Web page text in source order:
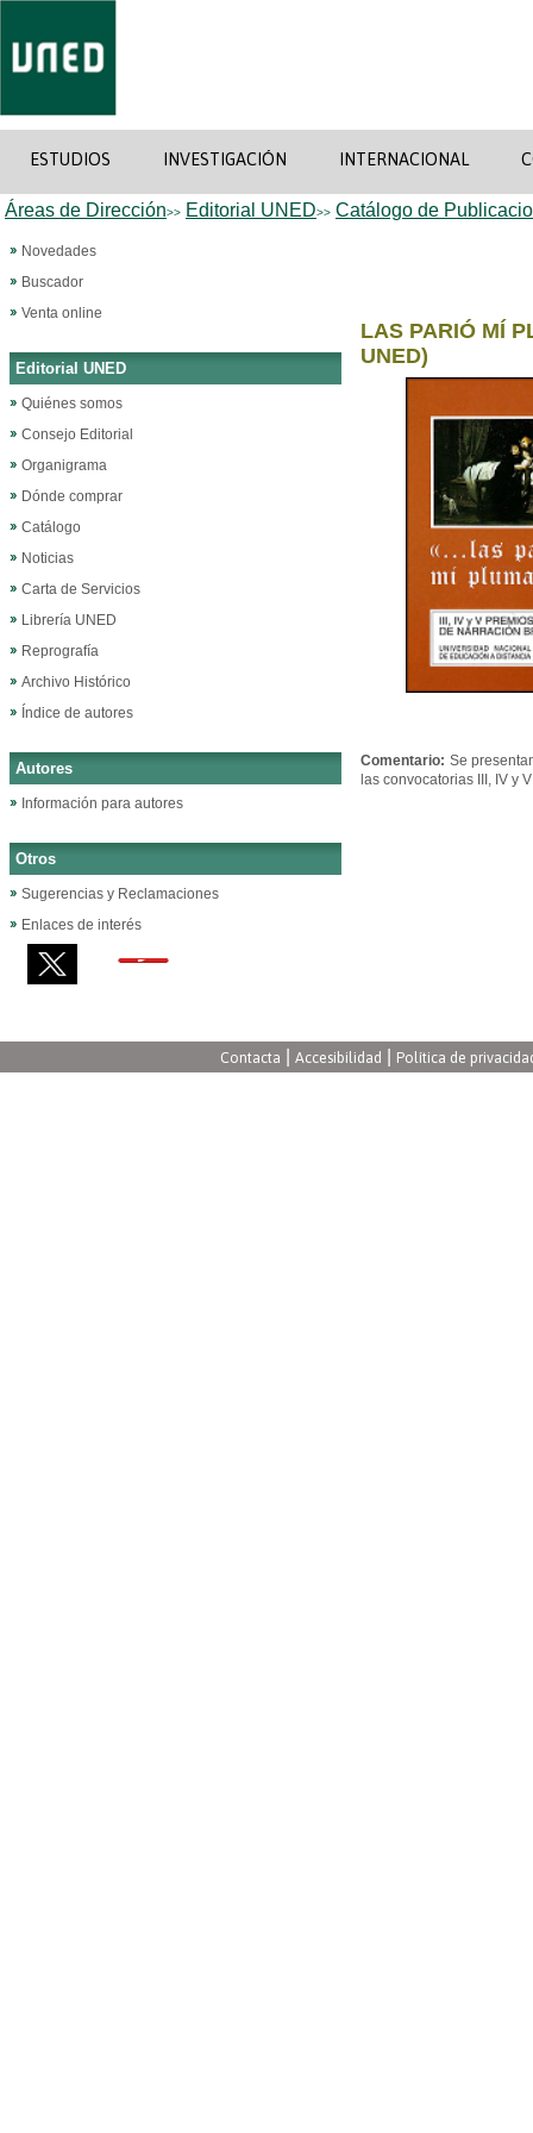
ESTUDIOS INVESTIGACIÓN INTERNACIONAL
Áreas de Dirección>> Editorial UNED>> Catálogo de
Novedades
Buscador
Venta online
Editorial UNED
Quiénes somos
Consejo Editorial
Organigrama
Dónde comprar
Catálogo
Noticias
Carta de Servicios
Librería UNED
Reprografía
Archivo Histórico
Índice de autores
Autores
Información para autores
Otros
Sugerencias y Reclamaciones
Enlaces de interés
LAS PARIÓ MÍ
UNED)
Comentario: Se
las convocatorias III, IV y
Contacta Accesibilidad Política de